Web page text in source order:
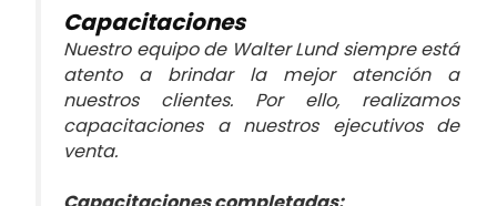
Capacitaciones
Nuestro equipo de Walter Lund siempre está
atento a brindar la mejor atención a
nuestros clientes. Por ello, realizamos
capacitaciones a nuestros ejecutivos de
venta.